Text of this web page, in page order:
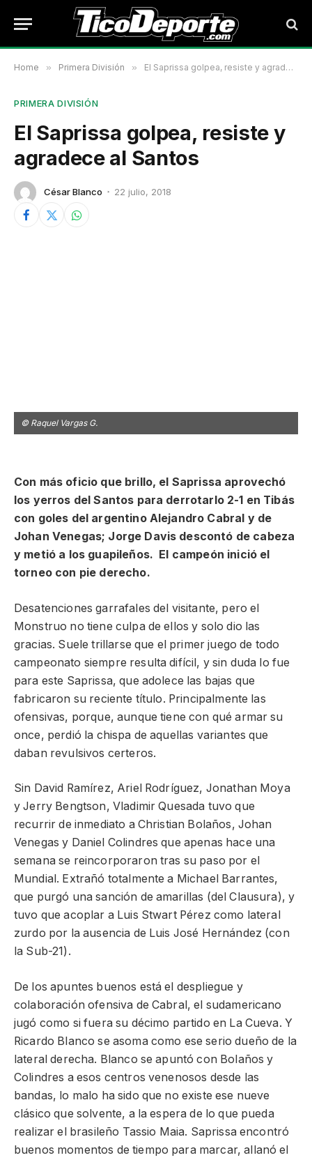
Home » Primera División » El Saprissa golpea, resiste y agradece al Santos
PRIMERA DIVISIÓN
El Saprissa golpea, resiste y
agradece al Santos
César Blanco 22 julio, 2018
© Raquel Vargas G.
Con más oficio que brillo, el Saprissa aprovechó
los yerros del Santos para derrotarlo 2-1 en Tibás
con goles del argentino Alejandro Cabral y de
Johan Venegas; Jorge Davis descontó de cabeza
y metió a los guapileños. El campeón inició el
torneo con pie derecho.
Desatenciones garrafales del visitante, pero el
Monstruo no tiene culpa de ellos y solo dio las
gracias. Suele trillarse que el primer juego de todo
campeonato siempre resulta difícil, y sin duda lo fue
para este Saprissa, que adolece las bajas que
fabricaron su reciente título. Principalmente las
ofensivas, porque, aunque tiene con qué armar su
once, perdió la chispa de aquellas variantes que
daban revulsivos certeros.
Sin David Ramírez, Ariel Rodríguez, Jonathan Moya
y Jerry Bengtson, Vladimir Quesada tuvo que
recurrir de inmediato a Christian Bolaños, Johan
Venegas y Daniel Colindres que apenas hace una
semana se reincorporaron tras su paso por el
Mundial. Extrañó totalmente a Michael Barrantes,
que purgó una sanción de amarillas (del Clausura), y
tuvo que acoplar a Luis Stwart Pérez como lateral
zurdo por la ausencia de Luis José Hernández (con
la Sub-21).
De los apuntes buenos está el despliegue y
colaboración ofensiva de Cabral, el sudamericano
jugó como si fuera su décimo partido en La Cueva. Y
Ricardo Blanco se asoma como ese serio dueño de la
lateral derecha. Blanco se apuntó con Bolaños y
Colindres a esos centros venenosos desde las
bandas, lo malo ha sido que no existe ese nueve
clásico que solvente, a la espera de lo que pueda
realizar el brasileño Tassio Maia. Saprissa encontró
buenos momentos de tiempo para marcar, allanó el